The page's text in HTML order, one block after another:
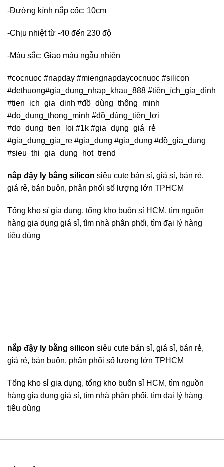
-Đường kính nắp cốc: 10cm
-Chịu nhiệt từ -40 đến 230 độ
-Màu sắc: Giao màu ngẫu nhiên
#cocnuoc #napday #miengnapdaycocnuoc #silicon
#dethuong#gia_dung_nhap_khau_888 #tiện_ích_gia_đình
#tien_ich_gia_dinh #đồ_dùng_thông_minh
#do_dung_thong_minh #đồ_dùng_tiện_lợi
#do_dung_tien_loi #1k #gia_dụng_giá_rẻ
#gia_dung_gia_re #gia_dụng #gia_dung #đồ_gia_dụng
#sieu_thi_gia_dung_hot_trend
nắp đậy ly bằng silicon siêu cute bán sỉ, giá sỉ, bán rẻ,
giá rẻ, bán buôn, phân phối số lượng lớn TPHCM
Tổng kho sỉ gia dụng, tổng kho buôn sỉ HCM, tìm nguồn
hàng gia dụng giá sỉ, tìm nhà phân phối, tìm đại lý hàng
tiêu dùng
nắp đậy ly bằng silicon siêu cute bán sỉ, giá sỉ, bán rẻ,
giá rẻ, bán buôn, phân phối số lượng lớn TPHCM
Tổng kho sỉ gia dụng, tổng kho buôn sỉ HCM, tìm nguồn
hàng gia dụng giá sỉ, tìm nhà phân phối, tìm đại lý hàng
tiêu dùng